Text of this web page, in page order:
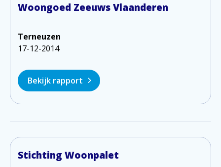
Woongoed Zeeuws Vlaanderen
Terneuzen
17-12-2014
Bekijk rapport
Stichting Woonpalet